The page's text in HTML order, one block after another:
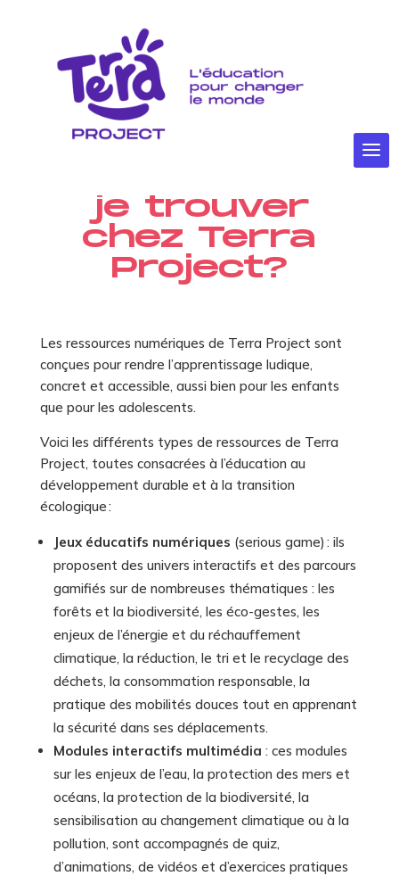
Quels types
de ressources
numériques et
hybrides puis-
je trouver
chez Terra
Project?
Les ressources numériques de Terra Project sont
conçues pour rendre l’apprentissage ludique,
concret et accessible, aussi bien pour les enfants
que pour les adolescents.
Voici les différents types de ressources de Terra
Project, toutes consacrées à l’éducation au
développement durable et à la transition
écologique :
Jeux éducatifs numériques (serious game) : ils
proposent des univers interactifs et des parcours
gamifiés sur de nombreuses thématiques : les
forêts et la biodiversité, les éco-gestes, les
enjeux de l’énergie et du réchauffement
climatique, la réduction, le tri et le recyclage des
déchets, la consommation responsable, la
pratique des mobilités douces tout en apprenant
la sécurité dans ses déplacements.
Modules interactifs multimédia : ces modules
sur les enjeux de l’eau, la protection des mers et
océans, la protection de la biodiversité, la
sensibilisation au changement climatique ou à la
pollution, sont accompagnés de quiz,
d’animations, de vidéos et d’exercices pratiques